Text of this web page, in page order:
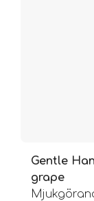
Gentle
grape